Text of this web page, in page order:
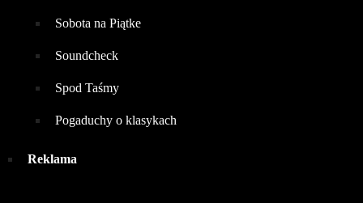
Sobota na Piątke
Soundcheck
Spod Taśmy
Pogaduchy o klasykach
Reklama